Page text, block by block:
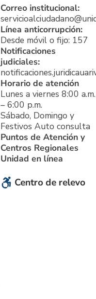
Correo institucional:
Línea anticorrupción:
Desde móvil o fijo: 157
Notificaciones
judiciales:
Horario de atención
Lunes a viernes 8:00 a.m.
– 6:00 p.m.
Sábado, Domingo y
Festivos Auto consulta
Puntos de Atención y
Centros Regionales
Unidad en línea
Centro de relevo